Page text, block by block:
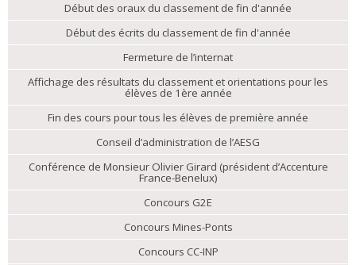
Début des oraux du classement de fin d'année
Début des écrits du classement de fin d'année
Fermeture de l’internat
Affichage des résultats du classement et orientations pour les
élèves de 1ère année
Fin des cours pour tous les élèves de première année
Conseil d’administration de l’AESG
Conférence de Monsieur Olivier Girard (président d’Accenture
France-Benelux)
Concours G2E
Concours Mines-Ponts
Concours CC-INP